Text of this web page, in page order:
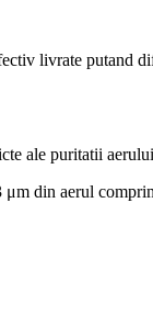
livrate putand
ale puritatii
din aerul